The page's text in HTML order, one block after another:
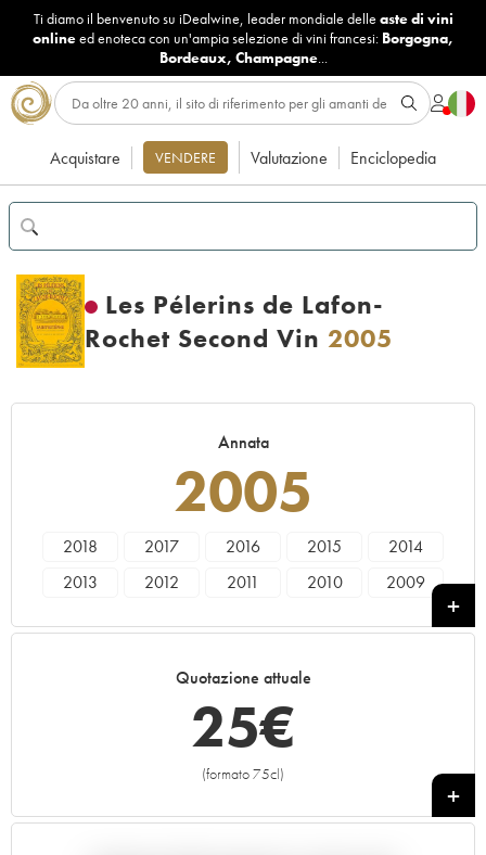
Ti diamo il benvenuto su iDealwine, leader mondiale delle aste di vini
onlineed enoteca con un'ampia selezione di vini francesi: Borgogna,
Bordeaux, Champagne...
Acquistare VENDERE Valutazione Enciclopedia
Les Pélerins de Lafon-
Rochet Second Vin 2005
Annata
2005
2018 2017 2016 2015
2014
2013
2012 2011 2010
2009
Quotazione attuale
25€
(formato 75cl)
+